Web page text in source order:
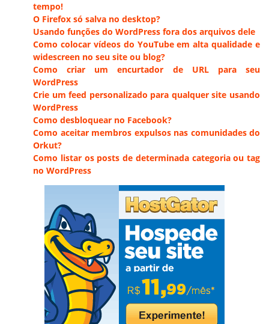
tempo!
O Firefox só salva no desktop?
Usando funções do WordPress fora dos arquivos dele
Como colocar vídeos do YouTube em alta qualidade e
widescreen no seu site ou blog?
Como criar um encurtador de URL para seu
WordPress
Crie um feed personalizado para qualquer site usando
WordPress
Como desbloquear no Facebook?
Como aceitar membros expulsos nas comunidades do
Orkut?
Como listar os posts de determinada categoria ou tag
no WordPress